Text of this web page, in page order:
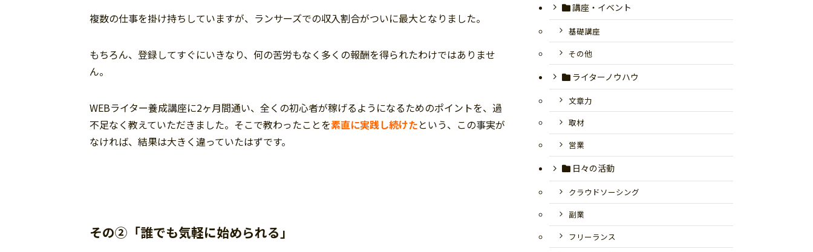
複数の仕事を掛け持ちしていますが、ランサーズでの収入割合がついに最大となりました。
もちろん、登録してすぐにいきなり、何の苦労もなく多くの報酬を得られたわけではありませ
ん。
WEBライター養成講座に2ヶ月間通い、全くの初心者が稼げるようになるためのポイントを、過
不足なく教えていただきました。そこで教わったことを素直に実践し続けたという、この事実が
なければ、結果は大きく違っていたはずです。
その②「誰でも気軽に始められる」
講座・イベント
基礎講座
その他
ライターノウハウ
文章力
取材
営業
日々の活動
クラウドソーシング
副業
フリーランス